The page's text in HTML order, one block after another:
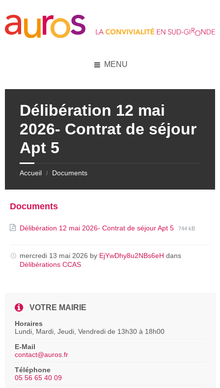
content
left
sidebar
footer
MENU
Délibération 12 mai
2026- Contrat de séjour
Apt 5
Accueil / Documents
Documents
Délibération 12 mai 2026- Contrat de séjour Apt 5 File
File
744 kB
mercredi 13 mai 2026 by EjYwDhy8u2NBs6eH dans
Délibérations CCAS
VOTRE MAIRIE
Horaires
Lundi, Mardi, Jeudi, Vendredi de 13h30 à 18h00
E-Mail
contact@auros.fr
Téléphone
05 56 65 40 09